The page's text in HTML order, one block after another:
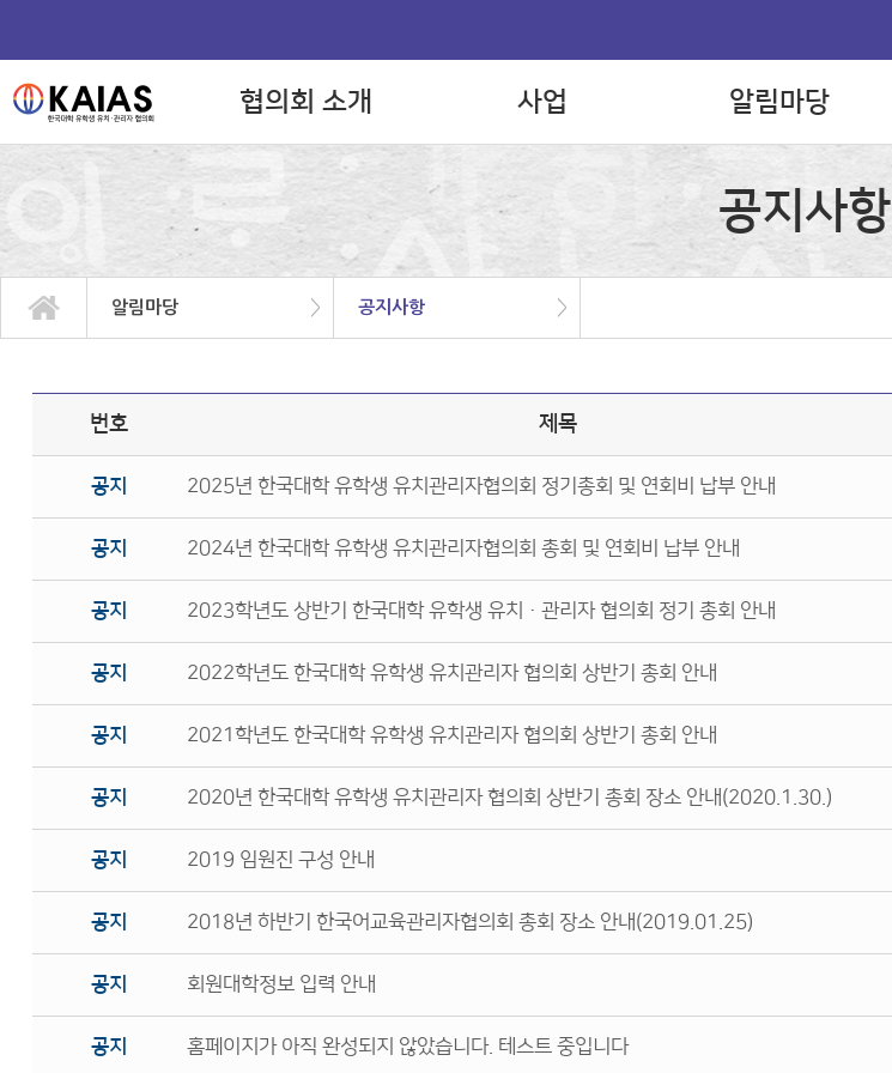
협의회 소개 사업 알림마당
공지사항
알림마당 > 공지사항 >
번호 제목
공지 2025년 한국대학 유학생 유치관리자협의회 정기총회 및 연회비 납부 안내
공지 2024년 한국대학 유학생 유치관리자협의회 총회 및 연회비 납부 안내
공지 2023학년도 상반기 한국대학 유학생 유치·관리자 협의회 정기 총회 안내
공지 2022학년도 한국대학 유학생 유치관리자 협의회 상반기 총회 안내
공지 2021학년도 한국대학 유학생 유치관리자 협의회 상반기 총회 안내
공지 2020년 한국대학 유학생 유치관리자 협의회 상반기 총회 장소 안내(2020.1.30.)
공지 2019 임원진 구성 안내
공지 2018년 하반기 한국어교육관리자협의회 총회 장소 안내(2019.01.25)
공지 회원대학정보 입력 안내
공지 홈페이지가 아직 완성되지 않았습니다. 테스트 중입니다